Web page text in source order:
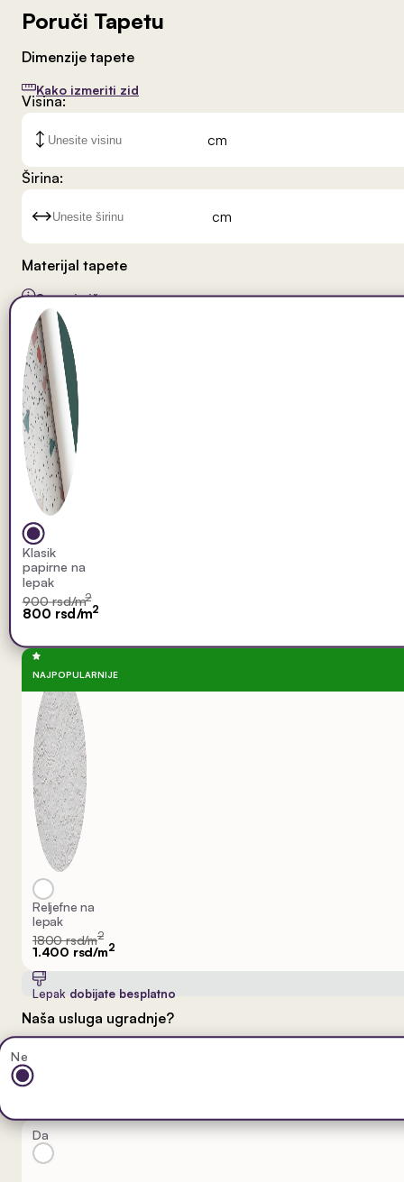
Poruči Tapetu
Dimenzije tapete
Kako izmeriti zid
Visina:
cm
Širina:
cm
Materijal tapete
Saznaj više
Klasik
papirne na
lepak
900 rsd/m2
800 rsd/m2
NAJPOPULARNIJE
Reljefne na
lepak
1800 rsd/m2
1.400 rsd/m2
Lepak dobijate besplatno
Naša usluga ugradnje?
Ne
Da